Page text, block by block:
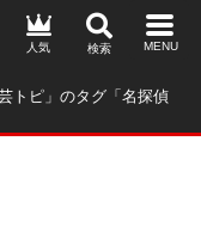
トピ」のタグ「名探偵
人気